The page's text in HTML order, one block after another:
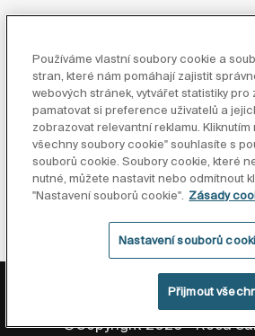
O Společnosti
Inspirace
Sledujte nás
Zásady ochrany osobních údajů
Zásady cookies
©Copyright 2026 - Roca
Používáme vlastní soubory cookie a
stran, které nám pomáhají zajistit
webových stránek, vytvářet statistiky pro
pamatovat si preference uživatelů a
zobrazovat relevantní reklamu. Kliknutím
všechny soubory cookie" souhlasíte s
souborů cookie. Soubory cookie, které
nutné, můžete nastavit nebo odmítnout
"Nastavení souborů cookie". Zásady
Nastavení souborů
Přijmout